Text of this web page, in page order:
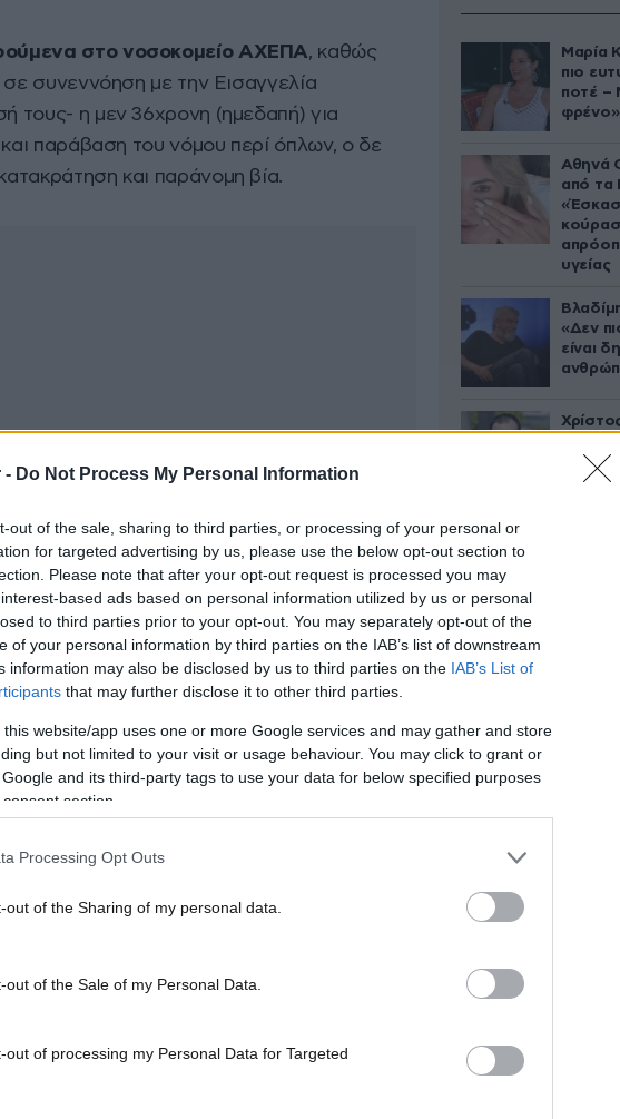
- Do Not Process My Personal Information
out of the sale, sharing to third parties, or processing of your personal or
for targeted advertising by us, please use the below opt-out section to
Please note that after your opt-out request is processed you may
based ads based on personal information utilized by us or personal
to third parties prior to your opt-out. You may separately opt-out of the
of your personal information by third parties on the IAB’s list of downstream
information may also be disclosed by us to third parties on the IAB’s List of
that may further disclose it to other third parties.
this website/app uses one or more Google services and may gather and store
but not limited to your visit or usage behaviour. You may click to grant or
and its third-party tags to use your data for below specified purposes
section.
Processing Opt Outs
out of the Sharing of my personal data.
out of the Sale of my Personal Data.
out of processing my Personal Data for Targeted
στο νοσοκομείο ΑΧΕΠΑ, καθώς
συνεννόηση με την Εισαγγελία
τους- η μεν 36χρονη (ημεδαπή) για
παράβαση του νόμου περί όπλων, ο δε
και παράνομη βία.
ίδιες πληροφορίες, η ζωή του δεν
Μαρία
πιο
ποτέ –
φρένο»
Αθηνά
από τα
υγείας
«Δεν
είναι
για
ζωή:
Τι
να
Πώς
τους
τη